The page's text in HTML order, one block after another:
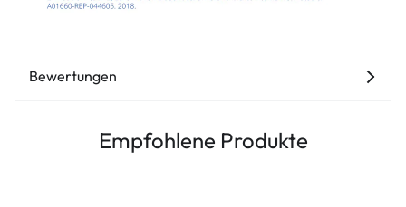
Bewertungen
Empfohlene Produkte